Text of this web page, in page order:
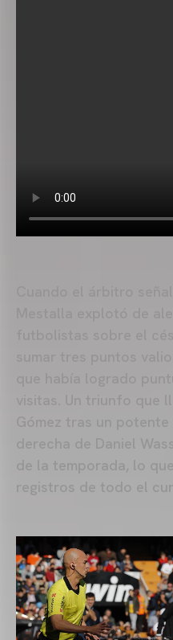
derecha de Daniel
de la temporada, lo
registros de todo el